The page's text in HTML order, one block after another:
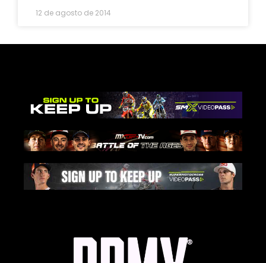
12 de agosto de 2014